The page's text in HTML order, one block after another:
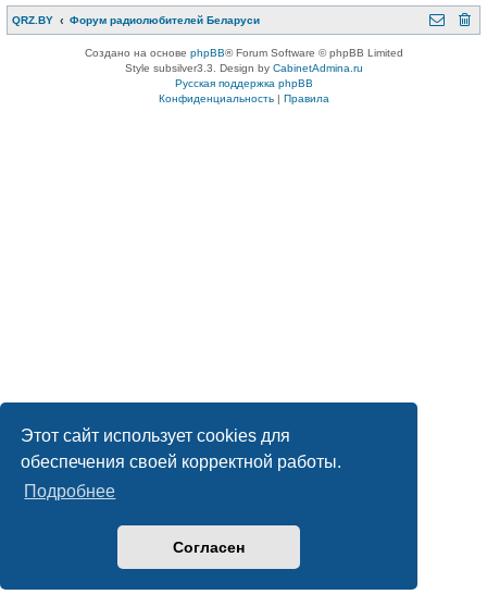
Этот сайт использует cookies для
обеспечения своей корректной работы.
Подробнее
Согласен
QRZ.BY Форум радиолюбителей Беларуси
Создано на основе phpBB® Forum Software © phpBB Limited
Style subsilver3.3. Design by CabinetAdmina.ru
Русская поддержка phpBB
Конфиденциальность| Правила